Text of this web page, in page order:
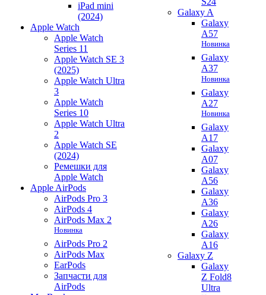
iPad mini
(2024)
Apple Watch
Apple Watch
Series 11
Apple Watch SE 3
(2025)
Apple Watch Ultra
3
Apple Watch
Series 10
Apple Watch Ultra
2
Apple Watch SE
(2024)
Ремешки для
Apple Watch
Apple AirPods
AirPods Pro 3
AirPods 4
AirPods Max 2
Новинка
AirPods Pro 2
AirPods Max
EarPods
Запчасти для
AirPods
Galaxy A
Galaxy
A57
Новинка
Galaxy
A37
Новинка
Galaxy
A27
Новинка
Galaxy
A17
Galaxy
A07
Galaxy
A56
Galaxy
A36
Galaxy
A26
Galaxy
A16
Galaxy Z
Galaxy
Z Fold8
Ultra